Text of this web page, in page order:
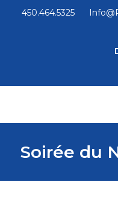
450.464.5325
Soirée du